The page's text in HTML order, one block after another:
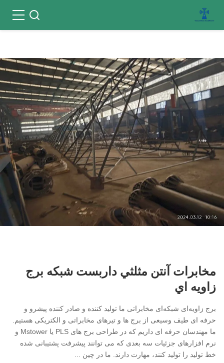
مخابرات آنتن مثلثي داربست شبكه برج
زاويه اي
برج زاویه‌ای شبکه‌ای مخابراتی ما تولید کننده و صادر کننده پیشرو و
حرفه ای طیف وسیعی از برج ها و تیرهای مخابراتی و الکتریکی هستیم.
ما مهندسان حرفه ای داریم که در طراحی برج های PLS یا Mstower و
نرم افزارهای جزئیات سه بعدی که می توانند پیشرفت پشتیبانی شده
خط تولید را تولید کنند، مهارت دارند. ما در چین ...